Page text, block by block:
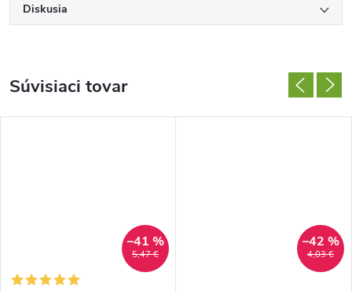
Diskusia
Súvisiaci tovar
5,47 €
–41 %
4,03 €
–42 %